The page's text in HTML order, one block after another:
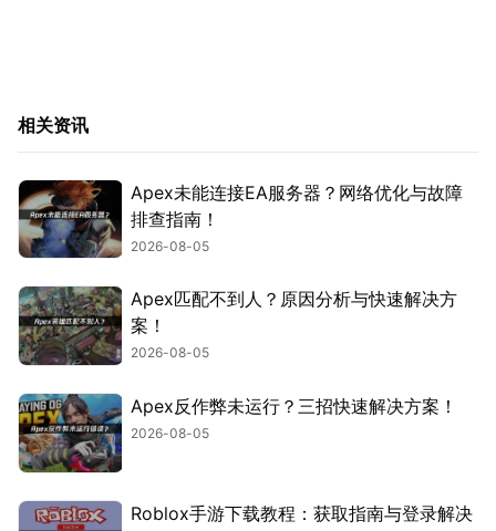
相关资讯
Apex未能连接EA服务器？网络优化与故障
排查指南！
2026-08-05
Apex匹配不到人？原因分析与快速解决方
案！
2026-08-05
Apex反作弊未运行？三招快速解决方案！
2026-08-05
Roblox手游下载教程：获取指南与登录解决